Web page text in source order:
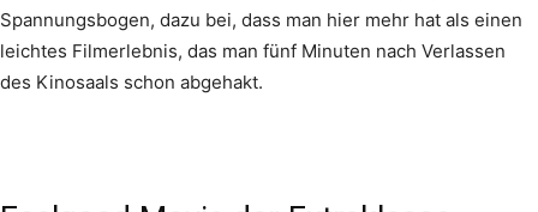
Spannungsbogen, dazu bei, dass man hier mehr hat als einen
leichtes Filmerlebnis, das man fünf Minuten nach Verlassen
des Kinosaals schon abgehakt.